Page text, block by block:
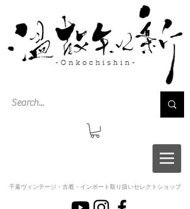
千葉ヴィンテージ・古着・インポート取り扱いセレクトショップ